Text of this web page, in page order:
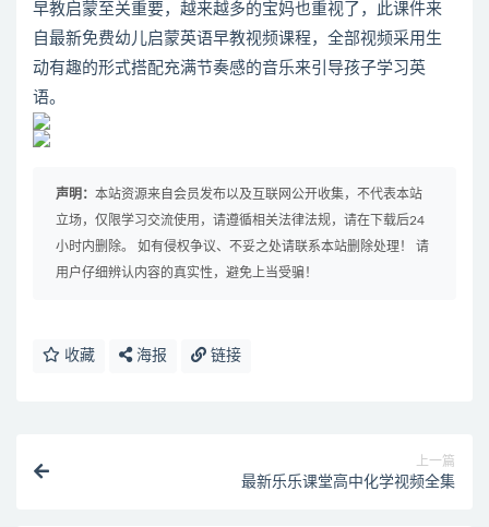
早教启蒙至关重要，越来越多的宝妈也重视了，此课件来
自最新免费幼儿启蒙英语早教视频课程，全部视频采用生
动有趣的形式搭配充满节奏感的音乐来引导孩子学习英
语。
声明： 本站资源来自会员发布以及互联网公开收集，不代表本站
立场，仅限学习交流使用，请遵循相关法律法规，请在下载后24
小时内删除。 如有侵权争议、不妥之处请联系本站删除处理！ 请
用户仔细辨认内容的真实性，避免上当受骗！
收藏 海报 链接
上一篇
最新乐乐课堂高中化学视频全集